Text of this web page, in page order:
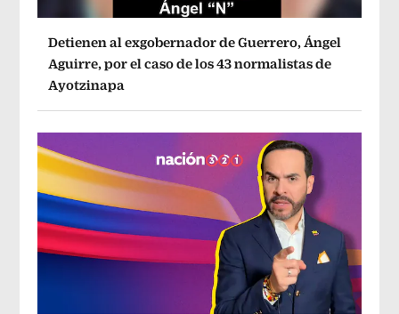
Detienen al exgobernador de Guerrero, Ángel
Aguirre, por el caso de los 43 normalistas de
Ayotzinapa